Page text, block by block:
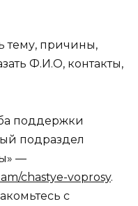
тему, причины,
Ф.И.О, контакты,
поддержки
подраздел
—
chastye-voprosy.
с